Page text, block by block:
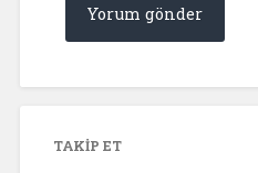
TAKIP ET